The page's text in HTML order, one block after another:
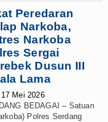
Peredaran
Narkoba,
Narkoba
Sergai
Dusun III
Lama
Mei 2026
BEDAGAI – Satuan
Polres Serdang